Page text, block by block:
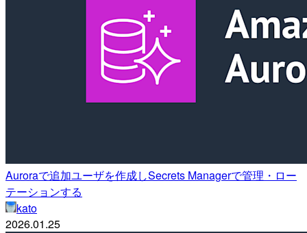
Auroraで追加ユーザを作成しSecrets Managerで管理・ロー
テーションする
kato
2026.01.25